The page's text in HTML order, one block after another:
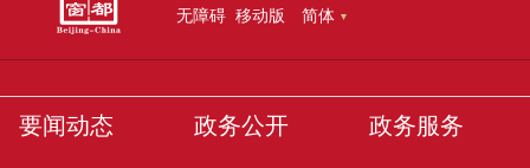
无障碍 移动版 简体
要闻动态 政务公开 政务服务